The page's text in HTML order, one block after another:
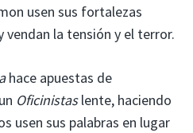
usen sus fortalezas
la tensión y el terror.
hace apuestas de
Oficinistaslente, haciendo
usen sus palabras en lugar